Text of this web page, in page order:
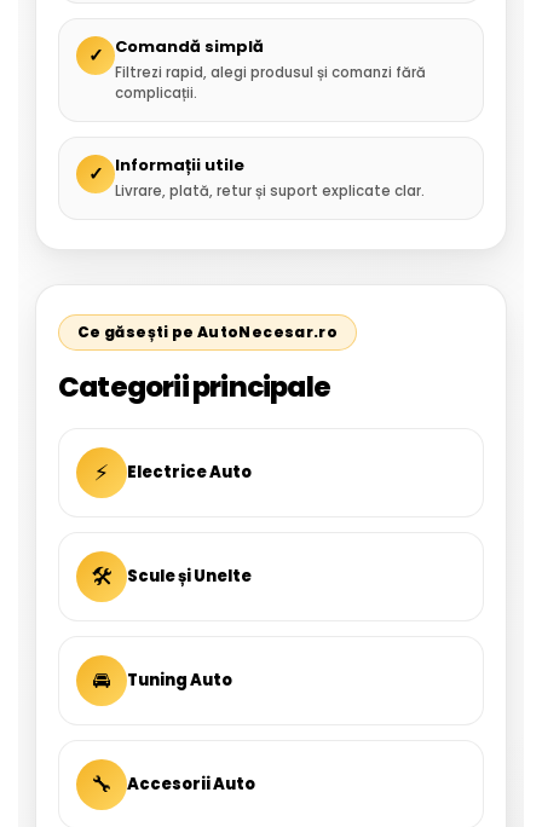
✓ Comandă simplă
Filtrezi rapid, alegi produsul și comanzi fără
complicații.
✓ Informații utile
Livrare, plată, retur și suport explicate clar.
Ce găsești pe AutoNecesar.ro
Categorii principale
⚡ Electrice Auto
🛠 Scule și Unelte
🚘 Tuning Auto
🔧 Accesorii Auto